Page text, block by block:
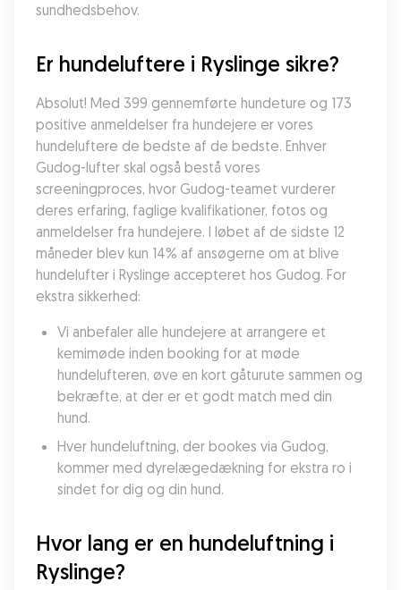
sundhedsbehov.
Er hundeluftere i Ryslinge sikre?
Absolut! Med 399 gennemførte hundeture og 173
positive anmeldelser fra hundejere er vores
hundeluftere de bedste af de bedste. Enhver
Gudog-lufter skal også bestå vores
screeningproces, hvor Gudog-teamet vurderer
deres erfaring, faglige kvalifikationer, fotos og
anmeldelser fra hundejere. I løbet af de sidste 12
måneder blev kun 14% af ansøgerne om at blive
hundelufter i Ryslinge accepteret hos Gudog. For
ekstra sikkerhed:
Vi anbefaler alle hundejere at arrangere et
kemimøde inden booking for at møde
hundelufteren, øve en kort gåturute sammen og
bekræfte, at der er et godt match med din
hund.
Hver hundeluftning, der bookes via Gudog,
kommer med dyrelægedækning for ekstra ro i
sindet for dig og din hund.
Hvor lang er en hundeluftning i
Ryslinge?